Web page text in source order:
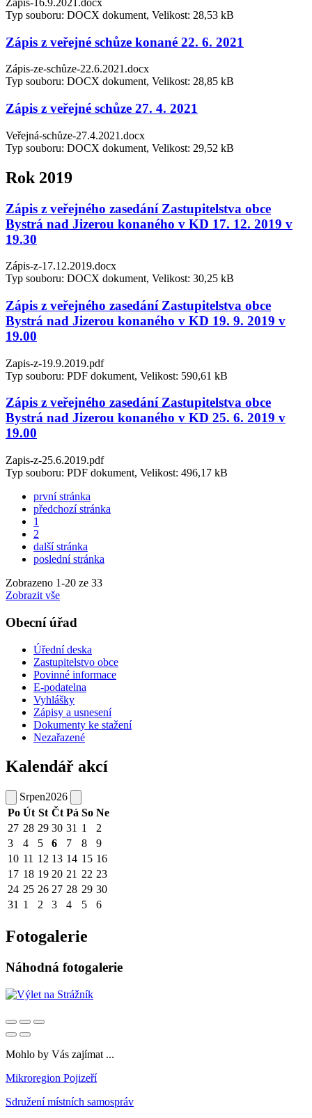
Typ souboru: DOCX dokument, Velikost: 28,53 kB
Zápis z veřejné schůze konané 22. 6. 2021
Zápis-ze-schůze-22.6.2021.docx
Typ souboru: DOCX dokument, Velikost: 28,85 kB
Zápis z veřejné schůze 27. 4. 2021
Veřejná-schůze-27.4.2021.docx
Typ souboru: DOCX dokument, Velikost: 29,52 kB
Rok 2019
Zápis z veřejného zasedání Zastupitelstva obce
Bystrá nad Jizerou konaného v KD 17. 12. 2019 v
19.30
Zápis-z-17.12.2019.docx
Typ souboru: DOCX dokument, Velikost: 30,25 kB
Zápis z veřejného zasedání Zastupitelstva obce
Bystrá nad Jizerou konaného v KD 19. 9. 2019 v
19.00
Zapis-z-19.9.2019.pdf
Typ souboru: PDF dokument, Velikost: 590,61 kB
Zápis z veřejného zasedání Zastupitelstva obce
Bystrá nad Jizerou konaného v KD 25. 6. 2019 v
19.00
Zapis-z-25.6.2019.pdf
Typ souboru: PDF dokument, Velikost: 496,17 kB
první stránka
předchozí stránka
1
2
další stránka
poslední stránka
Zobrazeno 1-20 ze 33
Zobrazit vše
Obecní úřad
Úřední deska
Zastupitelstvo obce
Povinné informace
E-podatelna
Vyhlášky
Zápisy a usnesení
Dokumenty ke stažení
Nezařazené
Kalendář akcí
Srpen2026
Po Út St Čt Pá So Ne
27 28 29 30 31 1
2
3
4 5 6 7 8
9
10 11 12 13 14 15 16
17 18 19 20 21 22 23
24 25 26 27 28 29 30
31 1 2 3 4 5 6
Fotogalerie
Náhodná fotogalerie
Mohlo by Vás zajímat ...
Mikroregion Pojizeří
Sdružení místních samospráv